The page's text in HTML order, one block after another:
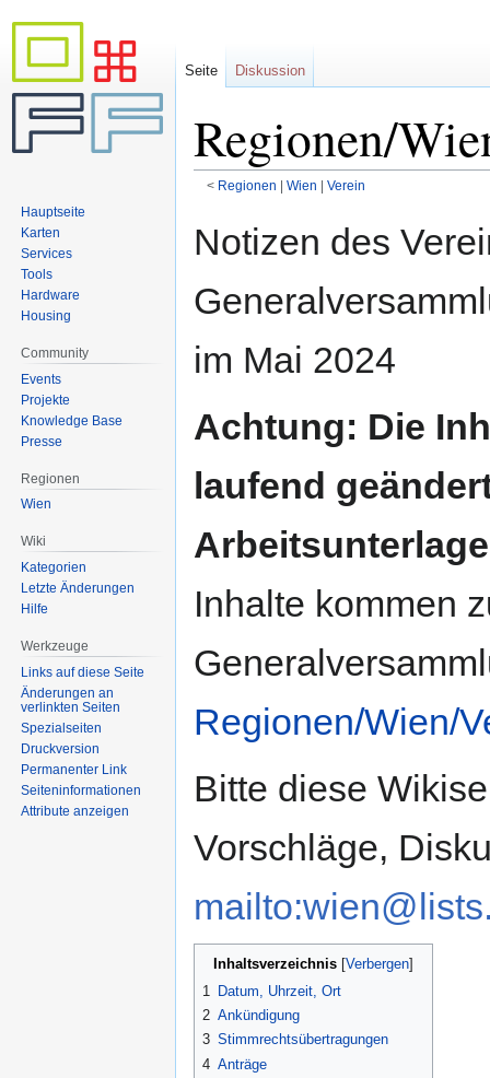
Regionen/
< Regionen Wien Verein
Navigation
Suche
Notizen des
im Mai 2024
Achtung: Die
laufend
Inhalte kommen
Regionen/Wien/
Bitte diese
Vorschläge,
Inhaltsverzeichnis
1
Datum, Uhrzeit, Ort
2 Ankündigung
3 Stimmrechtsübertragungen
4 Anträge
Seite Diskussion
Hauptseite
Karten
Services
Tools
Hardware
Housing
Community
Events
Projekte
Knowledge Base
Presse
Regionen
Wien
Wiki
Kategorien
Letzte Änderungen
Hilfe
Werkzeuge
Links auf diese Seite
Änderungen an
verlinkten Seiten
Spezialseiten
Druckversion
Permanenter Link
Seiten­informationen
Attribute anzeigen